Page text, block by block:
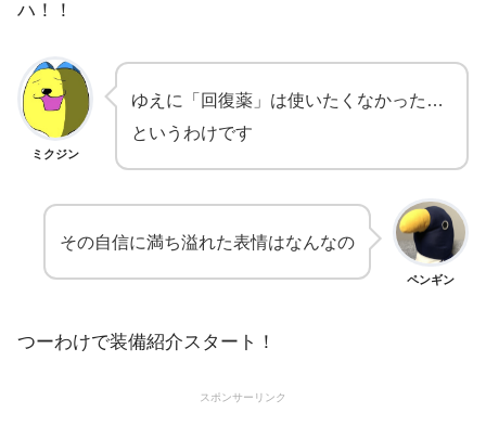
ハ！！
ミクジン
ゆえに「回復薬」は使いたくなかった…
というわけです
ペンギン
その自信に満ち溢れた表情はなんなの
つーわけで装備紹介スタート！
スポンサーリンク